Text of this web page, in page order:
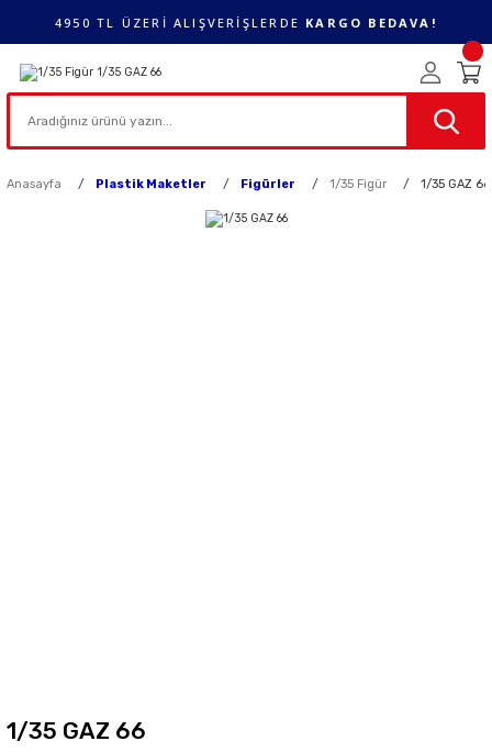
4950 TL ÜZERİ ALIŞVERİŞLERDE KARGO BEDAVA!
Anasayfa Plastik Maketler Figürler 1/35 Figür 1/35 GAZ 66
1/35 GAZ 66